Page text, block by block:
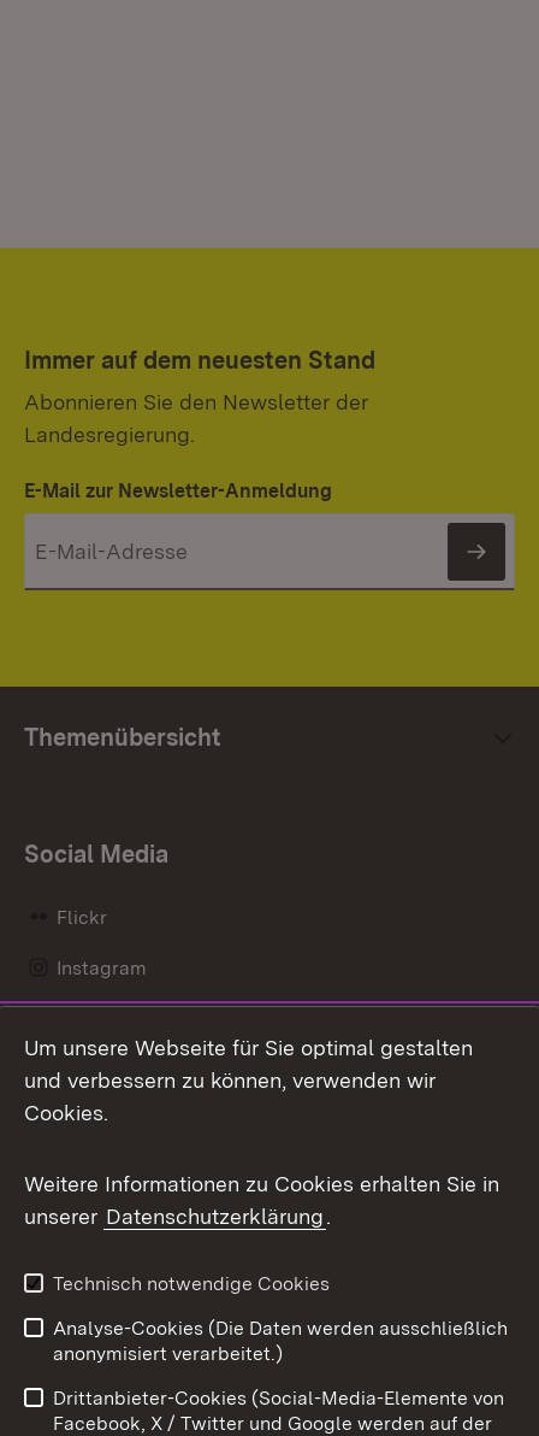
Immer auf dem neuesten Stand
Abonnieren Sie den Newsletter der
Landesregierung.
E-Mail zur Newsletter-Anmeldung
Themenübersicht
Social Media
Flickr
Instagram
Mastodon
Messenger
Social Wall
X / Twitter
Youtube
Benutzungshinweise
Barrierefreiheit
Um unsere Webseite für Sie optimal gestalten
und verbessern zu können, verwenden wir
Cookies.
Weitere Informationen zu Cookies erhalten Sie in
unserer Datenschutzerklärung.
Technisch notwendige Cookies
Analyse-Cookies (Die Daten werden ausschließlich
anonymisiert verarbeitet.)
Drittanbieter-Cookies (Social-Media-Elemente von
Facebook, X / Twitter und Google werden auf der